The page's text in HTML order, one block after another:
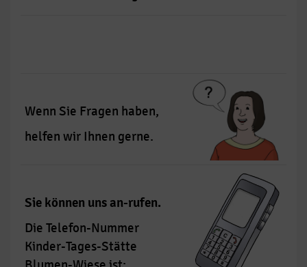
Wenn Sie Fragen haben,
helfen wir Ihnen gerne.
Sie können uns an-rufen.
Die Telefon-Nummer
Kinder-Tages-Stätte